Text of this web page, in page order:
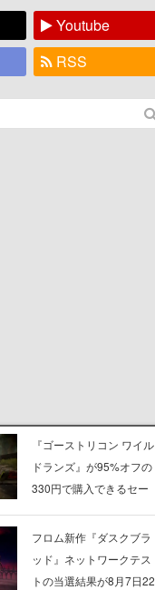
Youtube
RSS
『ゴーストリコン ワイル
ドランズ』が95%オフの
330円で購入できるセー
Storeで開催中。無料の大
型アップデート「ラスト
ライツ」が配信され、期
フロム新作『ダスクブラ
ッド』ネットワークテス
トの当選結果が8月7日22